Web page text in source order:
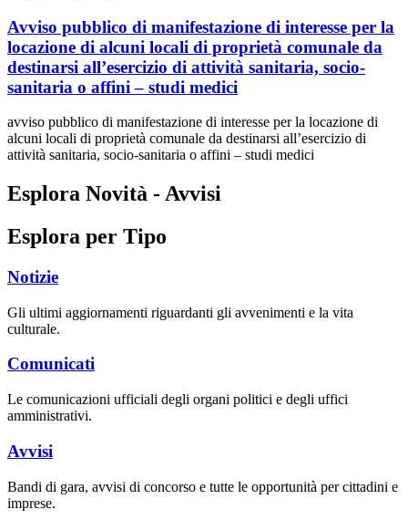
Avviso pubblico di manifestazione di interesse per la
locazione di alcuni locali di proprietà comunale da
destinarsi all’esercizio di attività sanitaria, socio-
sanitaria o affini – studi medici
avviso pubblico di manifestazione di interesse per la locazione di
alcuni locali di proprietà comunale da destinarsi all’esercizio di
attività sanitaria, socio-sanitaria o affini – studi medici
Esplora Novità - Avvisi
Esplora per Tipo
Notizie
Gli ultimi aggiornamenti riguardanti gli avvenimenti e la vita
culturale.
Comunicati
Le comunicazioni ufficiali degli organi politici e degli uffici
amministrativi.
Avvisi
Bandi di gara, avvisi di concorso e tutte le opportunità per cittadini e
imprese.